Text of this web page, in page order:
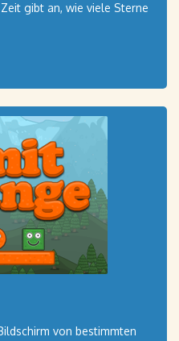
gibt an, wie viele Sterne
von bestimmten